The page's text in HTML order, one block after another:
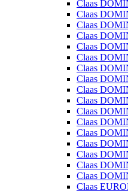
Claas
Claas
Claas
Claas
Claas
Claas
Claas
Claas
Claas
Claas
Claas
Claas
Claas
Claas
Claas
Claas
Claas
Claas